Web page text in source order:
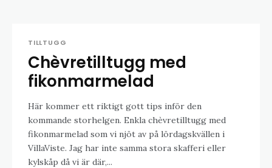
TILLTUGG
Chèvretilltugg med
fikonmarmelad
Här kommer ett riktigt gott tips inför den
kommande storhelgen. Enkla chèvretilltugg med
fikonmarmelad som vi njöt av på lördagskvällen i
VillaViste. Jag har inte samma stora skafferi eller
kylskåp då vi är där,...